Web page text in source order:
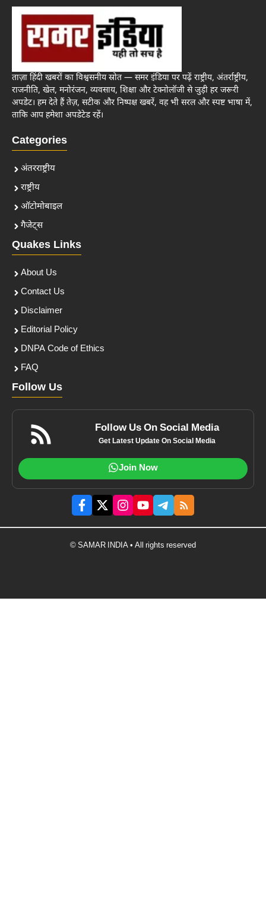
ताज़ा हिंदी खबरों का विश्वसनीय स्रोत — समर इंडिया पर पढ़ें राष्ट्रीय, अंतर्राष्ट्रीय,
राजनीति, खेल, मनोरंजन, व्यवसाय, शिक्षा और टेक्नोलॉजी से जुड़ी हर जरूरी
अपडेट। हम देते हैं तेज़, सटीक और निष्पक्ष खबरें, वह भी सरल और स्पष्ट भाषा में,
ताकि आप हमेशा अपडेटेड रहें।
Categories
अंतरराष्ट्रीय
राष्ट्रीय
ऑटोमोबाइल
गैजेट्स
Quakes Links
About Us
Contact Us
Disclaimer
Editorial Policy
DNPA Code of Ethics
FAQ
Follow Us
Follow Us On Social Media
Get Latest Update On Social Media
Join Now
© SAMAR INDIA • All rights reserved